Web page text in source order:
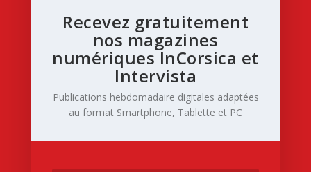
Recevez gratuitement
nos magazines
numériques InCorsica et
Intervista
Publications hebdomadaire digitales adaptées
au format Smartphone, Tablette et PC